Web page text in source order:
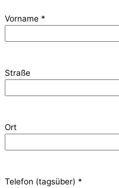
Vorname *
Straße
Ort
Telefon (tagsüber) *